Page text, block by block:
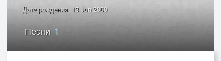
Дата рождения 13 Jun 2000
Песни 1